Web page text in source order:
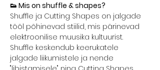
👟 Mis on shuffle & shapes?
Shuffle ja Cutting Shapes on jalgade
tööl põhinevad stiilid, mis pärinevad
elektroonilise muusika kultuurist.
Shuffle keskendub keerukatele
jalgade liikumistele ja nende